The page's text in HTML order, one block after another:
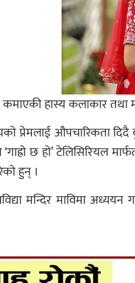
कमाएकी हास्य कलाकार तथा
प्रेमलाई औपचारिकता
छ हो’ टेलिसिरियल
हुन् ।
मन्दिर माविमा